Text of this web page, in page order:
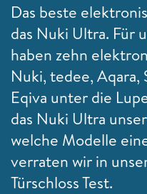
Das beste
das Nuki Ultra. Für
haben zehn
Nuki, tedee, Aqara,
Eqiva unter die
das Nuki Ultra
welche Modelle
verraten wir in
Türschloss Test.